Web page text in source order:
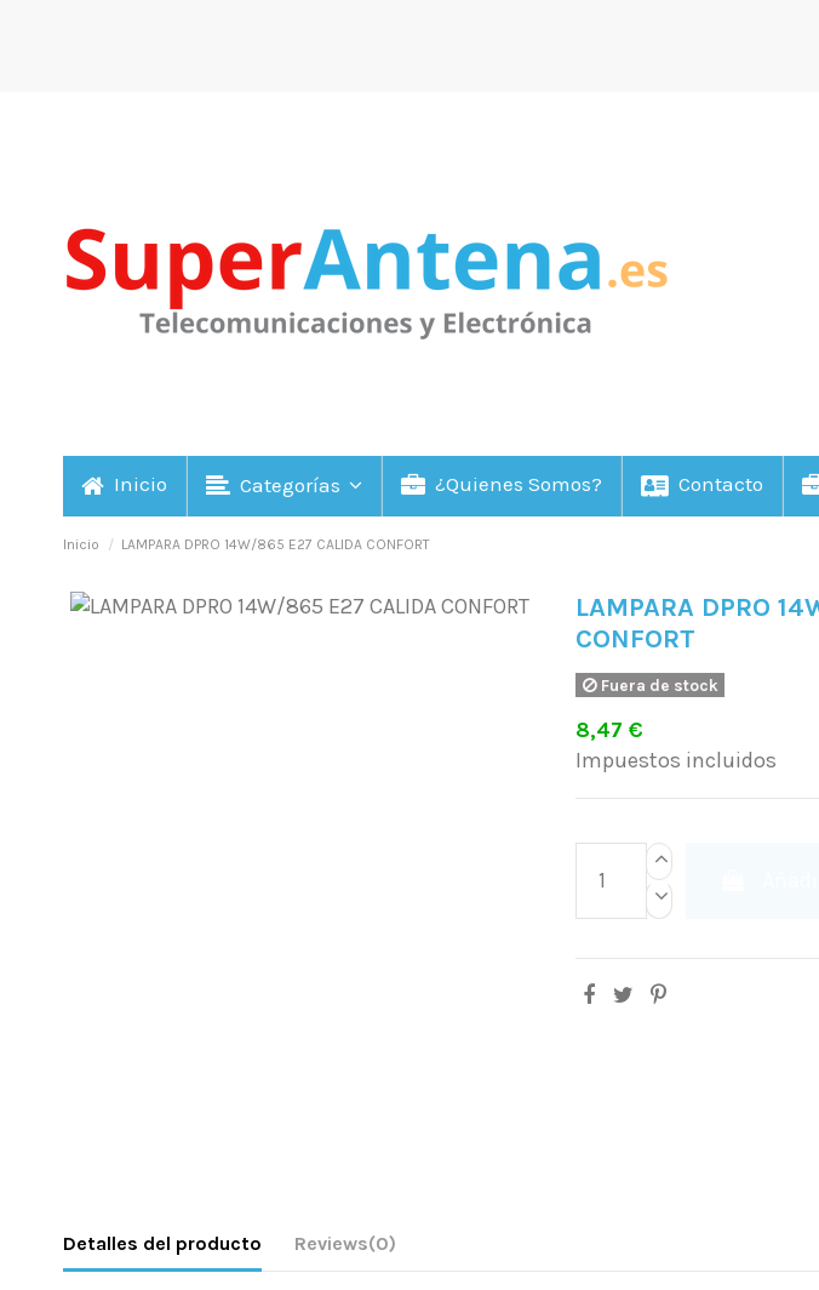
Inicio Categorías ¿Quienes Somos? Contacto
Inicio LAMPARA DPRO 14W/865 E27 CALIDA CONFORT
LAMPARA DPRO
CONFORT
Fuera de stock
8,47 €
Impuestos incluidos
Detalles del producto Reviews(0)